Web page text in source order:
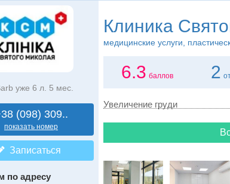
уже 6 л. 5 мес.
(098) 309..
показать номер
Записаться
по адресу
Клиника
медицинские услуги,
6.3 баллов 2
Увеличение груди